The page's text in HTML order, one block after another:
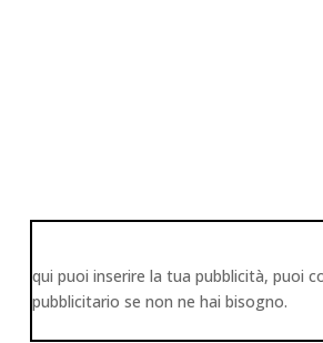
qui puoi inserire la tua pubblicità, puoi
pubblicitario se non ne hai bisogno.